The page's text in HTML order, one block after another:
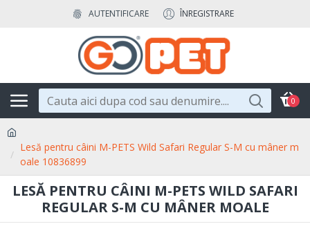
AUTENTIFICARE ÎNREGISTRARE
0
Lesă pentru câini M-PETS Wild Safari Regular S-M cu mâner m
oale 10836899
LESĂ PENTRU CÂINI M-PETS WILD SAFARI
REGULAR S-M CU MÂNER MOALE